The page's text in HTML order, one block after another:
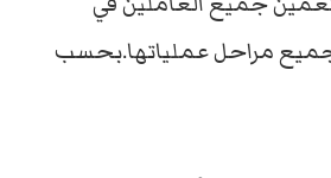
مراحل عملياتها.بحسب